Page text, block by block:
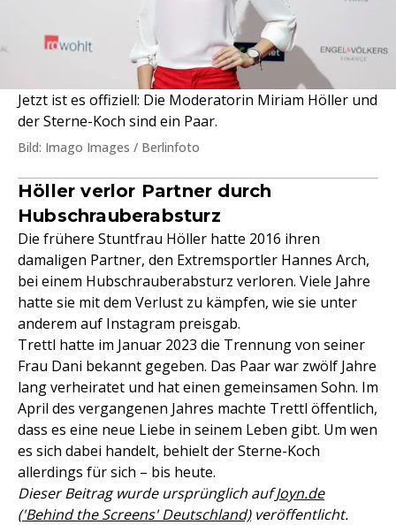
Jetzt ist es offiziell: Die Moderatorin Miriam Höller und
der Sterne-Koch sind ein Paar.
Bild: Imago Images / Berlinfoto
Höller verlor Partner durch
Hubschrauberabsturz
Die frühere Stuntfrau Höller hatte 2016 ihren
damaligen Partner, den Extremsportler Hannes Arch,
bei einem Hubschrauberabsturz verloren. Viele Jahre
hatte sie mit dem Verlust zu kämpfen, wie sie unter
anderem auf Instagram preisgab.
Trettl hatte im Januar 2023 die Trennung von seiner
Frau Dani bekannt gegeben. Das Paar war zwölf Jahre
lang verheiratet und hat einen gemeinsamen Sohn. Im
April des vergangenen Jahres machte Trettl öffentlich,
dass es eine neue Liebe in seinem Leben gibt. Um wen
es sich dabei handelt, behielt der Sterne-Koch
allerdings für sich – bis heute.
Dieser Beitrag wurde ursprünglich aufJoyn.de
('Behind the Screens' Deutschland)veröffentlicht.